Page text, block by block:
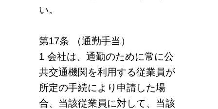
い。
第17条 （通勤手当）
1 会社は、通勤のために常に公
共交通機関を利用する従業員が
所定の手続により申請した場
合、当該従業員に対して、当該